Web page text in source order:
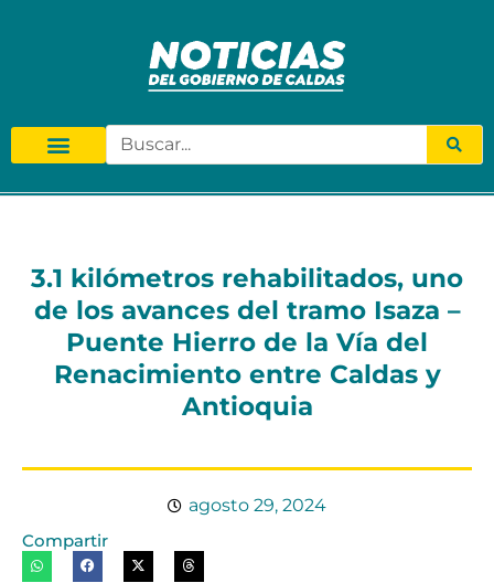
3.1 kilómetros rehabilitados, uno
de los avances del tramo Isaza –
Puente Hierro de la Vía del
Renacimiento entre Caldas y
Antioquia
agosto 29, 2024
Compartir